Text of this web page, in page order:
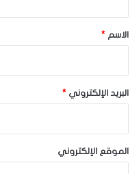
*الاسم *
البريد الإلكتروني *
الموقع الإلكتروني